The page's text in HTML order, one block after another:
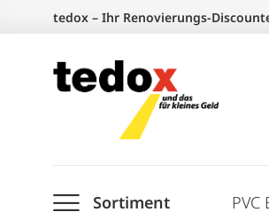
springen
tedox – Ihr Renovierungs-
Sortiment PVC